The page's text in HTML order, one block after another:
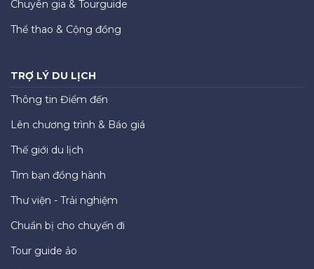
Chuyên gia & Tourguide
Thể thao & Cộng đồng
TRỢ LÝ DU LỊCH
Thông tin Điểm đến
Lên chương trình & Báo giá
Thế giới du lịch
Tìm bạn đồng hành
Thư viện - Trải nghiệm
Chuẩn bị cho chuyến đi
Tour guide ảo